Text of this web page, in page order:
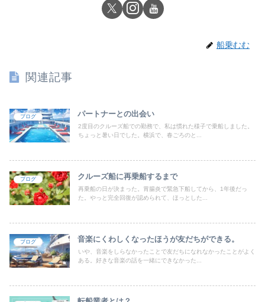
船乗むむ
関連記事
ブログ パートナーとの出会い
2度目のクルーズ船での勤務で、私は慣れた様子で乗船しました。
ちょっと暑い日でした。横浜で、春ごろのと...
ブログ クルーズ船に再乗船するまで
再乗船の日が決まった。胃腸炎で緊急下船してから、1年後だっ
た。やっと完全回復が認められて、ほっとした...
ブログ 音楽にくわしくなったほうが友だちができる。
いや、音楽をしらなかったことで友だちになれなかったことがよく
ある。好きな音楽の話を一緒にできなかった...